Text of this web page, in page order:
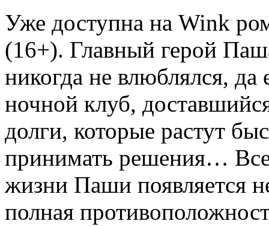
Уже доступна на Wink
(16+). Главный герой
никогда не влюблялся, да
ночной клуб,
долги, которые растут
принимать решения… Все
жизни Паши появляется
полная